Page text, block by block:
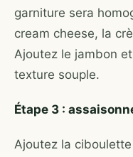
garniture sera
cream cheese, la
Ajoutez le jambon
texture souple.
Étape 3 :
Ajoutez la